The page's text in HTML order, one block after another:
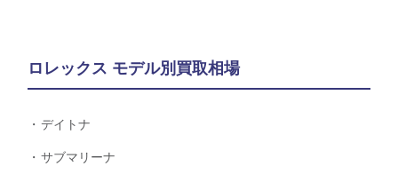
ロレックス モデル別買取相場
デイトナ
サブマリーナ